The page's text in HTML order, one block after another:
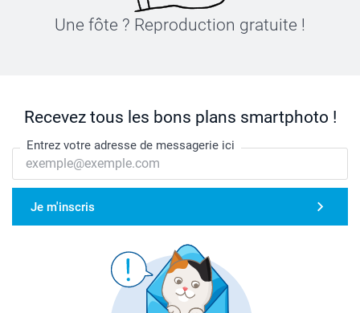
Une fôte ? Reproduction gratuite !
Recevez tous les bons plans smartphoto !
Entrez votre adresse de messagerie ici
Je m'inscris